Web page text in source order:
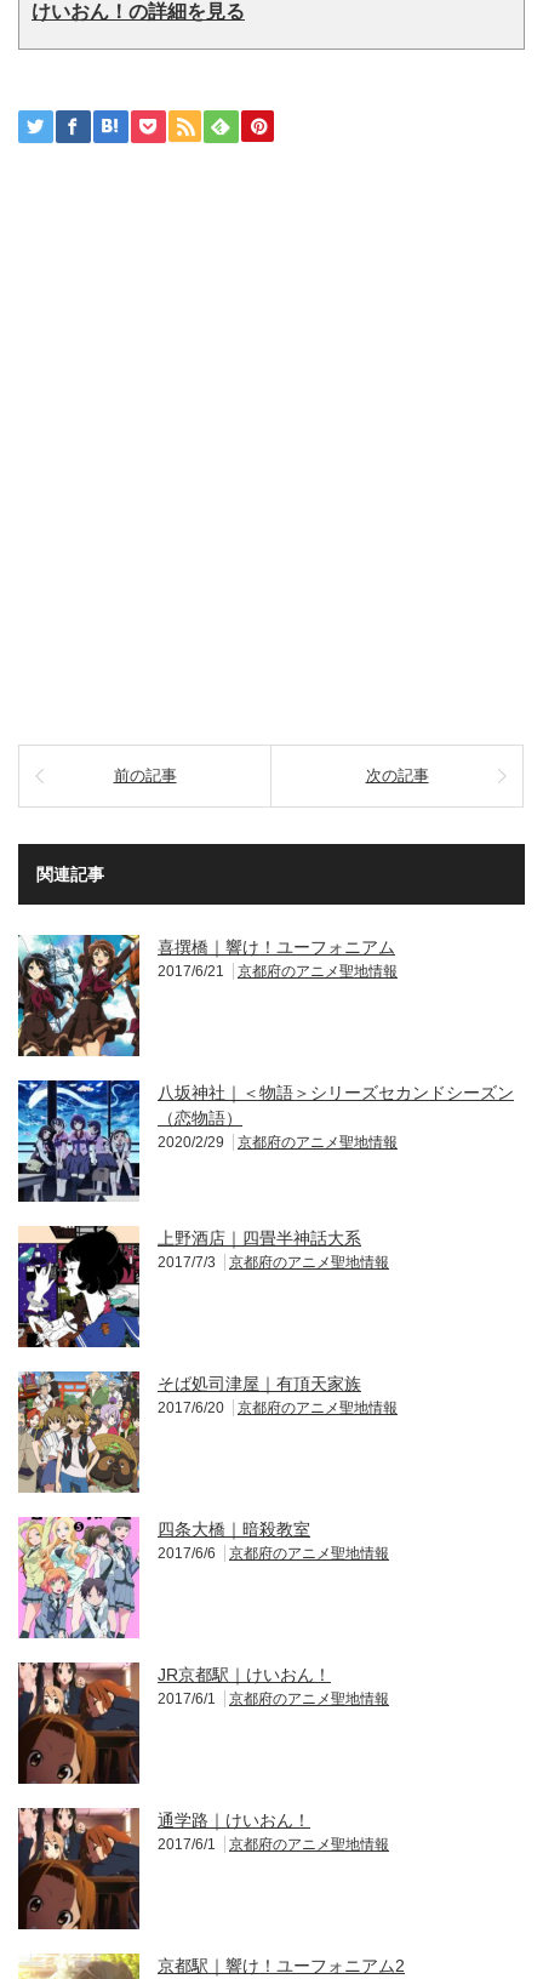
けいおん！の詳細を見る
前の記事 次の記事
関連記事
喜撰橋｜響け！ユーフォニアム
2017/6/21 京都府のアニメ聖地情報
八坂神社｜＜物語＞シリーズセカンドシーズン
（恋物語）
2020/2/29 京都府のアニメ聖地情報
上野酒店｜四畳半神話大系
2017/7/3 京都府のアニメ聖地情報
そば処司津屋｜有頂天家族
2017/6/20 京都府のアニメ聖地情報
四条大橋｜暗殺教室
2017/6/6 京都府のアニメ聖地情報
JR京都駅｜けいおん！
2017/6/1 京都府のアニメ聖地情報
通学路｜けいおん！
2017/6/1 京都府のアニメ聖地情報
京都駅｜響け！ユーフォニアム2